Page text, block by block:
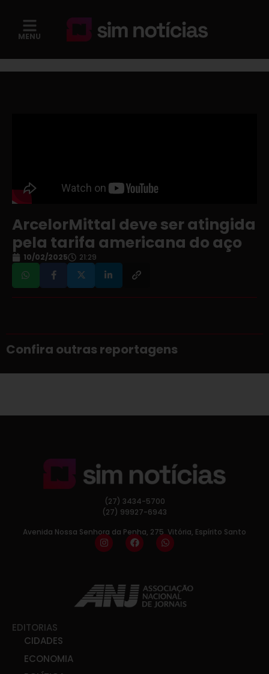
MENU
ArcelorMittal deve ser atingida
pela tarifa americana do aço
10/02/2025 21:29
Confira outras reportagens
(27) 3434-5700
(27) 99927-6943
Avenida Nossa Senhora da Penha, 275, Vitória, Espírito Santo
EDITORIAS
CIDADES
ECONOMIA